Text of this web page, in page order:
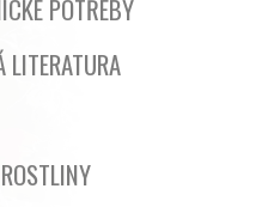
POTŘEBY
LITERATURA